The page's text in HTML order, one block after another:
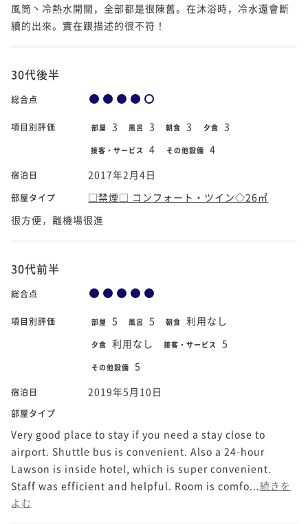
風筒丶冷熱水開關，全部都是很陳舊。在沐浴時，冷水還會斷
續的出來。實在跟描述的很不符！
30代後半
総合点
項目別評価 部屋 3 風呂 3 朝食 3 夕食 3
接客・サービス 4 その他設備 4
宿泊日 2017年2月4日
部屋タイプ
□禁煙□ コンフォート・ツイン◇26㎡
很方便，離機場很進
30代前半
総合点
項目別評価 部屋 5 風呂 5 朝食 利用なし
夕食 利用なし 接客・サービス 5
その他設備 5
宿泊日 2019年5月10日
部屋タイプ
Very good place to stay if you need a stay close to
airport. Shuttle bus is convenient. Also a 24-hour
Lawson is inside hotel, which is super convenient.
Staff was efficient and helpful. Room is comfo... 続きを
よむ